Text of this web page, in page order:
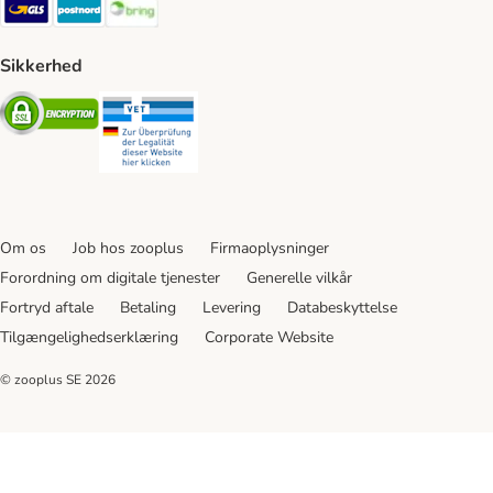
Sikkerhed
Security
Om os Job hos zooplus
Firmaoplysninger
Forordning om digitale tjenester
Generelle vilkår
Fortryd aftale
Betaling Levering
Databeskyttelse
Tilgængelighedserklæring
Corporate Website
© zooplus SE 2026